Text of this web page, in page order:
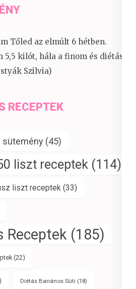
Tőled az elmúlt 6 hétben.
5,5 kilót, hála a finom és diétás
Szilvia)
RECEPTEK
sütemény (45)
liszt receptek (114)
liszt receptek (33)
Receptek (185)
(22)
Diétás Banános Süti (18)